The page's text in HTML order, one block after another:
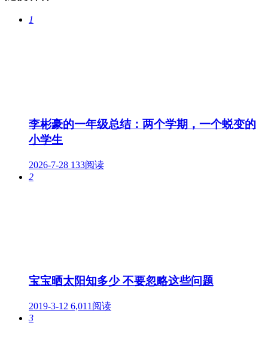
1
李彬豪的一年级总结：两个学期，一个蜕变的
小学生
2026-7-28 133阅读
2
宝宝晒太阳知多少 不要忽略这些问题
2019-3-12 6,011阅读
3